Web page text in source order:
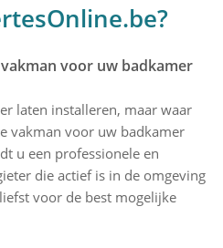
voor uw badkamer
laten installeren, maar waar
vakman voor uw badkamer
u een professionele en
die actief is in de omgeving
voor de best mogelijke